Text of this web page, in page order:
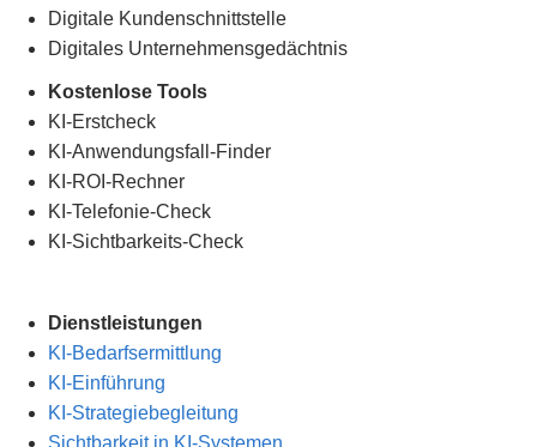
Digitale Kundenschnittstelle
Digitales Unternehmensgedächtnis
Kostenlose Tools
KI-Erstcheck
KI-Anwendungsfall-Finder
KI-ROI-Rechner
KI-Telefonie-Check
KI-Sichtbarkeits-Check
Dienstleistungen
KI-Bedarfsermittlung
KI-Einführung
KI-Strategiebegleitung
Sichtbarkeit in KI-Systemen